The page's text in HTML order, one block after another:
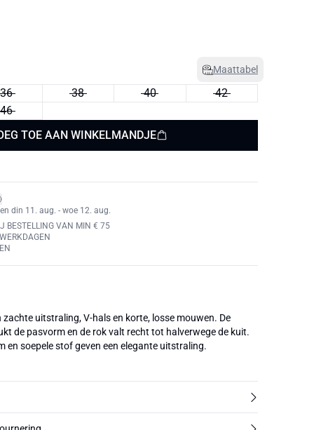
Maattabel
36 38 40
42
46
TOE AAN WINKELMANDJE
din 11. aug. - woe 12. aug.
BESTELLING VAN MIN € 75
zachte uitstraling, V-hals en korte, losse mouwen. De
de pasvorm en de rok valt recht tot halverwege de kuit.
en soepele stof geven een elegante uitstraling.